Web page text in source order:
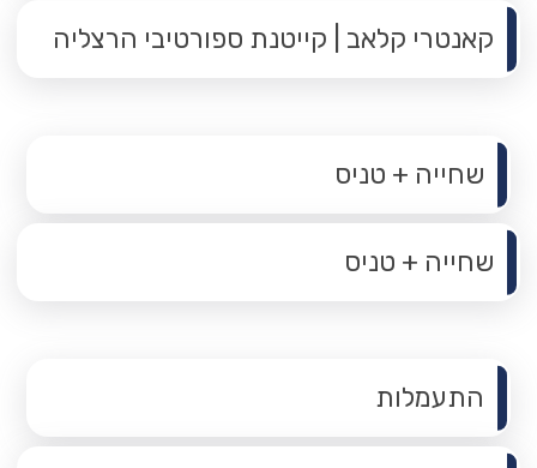
קאנטרי קלאב | קייטנת ספורטיבי הרצליה
תפריט משנה
שחייה + טניס
שחייה + טניס
תפריט משנה
התעמלות